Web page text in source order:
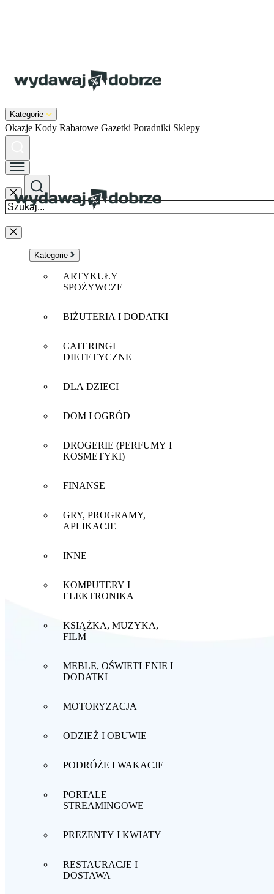
Kategorie
Okazje Kody Rabatowe Gazetki Poradniki Sklepy
Kategorie
ARTYKUŁY
SPOŻYWCZE
BIŻUTERIA I DODATKI
CATERINGI
DIETETYCZNE
DLA DZIECI
DOM I OGRÓD
DROGERIE (PERFUMY I
KOSMETYKI)
FINANSE
GRY, PROGRAMY,
APLIKACJE
INNE
KOMPUTERY I
ELEKTRONIKA
KSIĄŻKA, MUZYKA,
FILM
MEBLE, OŚWIETLENIE I
DODATKI
MOTORYZACJA
ODZIEŻ I OBUWIE
PODRÓŻE I WAKACJE
PORTALE
STREAMINGOWE
PREZENTY I KWIATY
RESTAURACJE I
DOSTAWA